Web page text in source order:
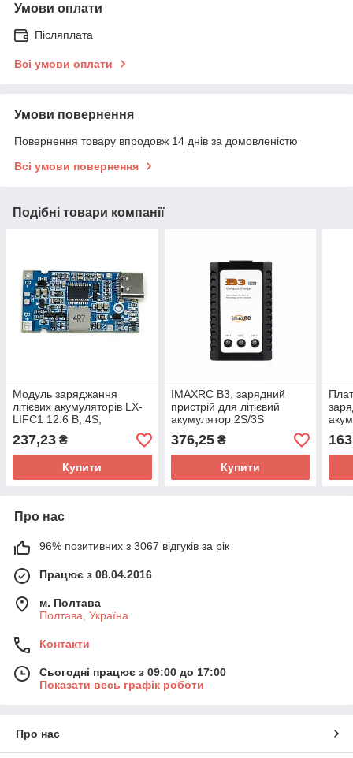
Умови оплати
Післяплата
Всі умови оплати
Умови повернення
Повернення товару впродовж 14 днів за домовленістю
Всі умови повернення
Подібні товари компанії
Модуль заряджання
літієвих акумуляторів LX-
LIFC1 12.6 В, 4S,
підвищувально-
понижувальний, швидка
зарядка, 18 Вт
237,23 ₴
Купити
IMAXRC B3, зарядний
пристрій для літієвий
акумулятор 2S/3S
7.4В/11.1В
376,25₴
Купити
Про нас
96% позитивних з 3067 відгуків за рік
Працює з 08.04.2016
м. Полтава
Полтава, Україна
Контакти
Сьогодні працює з 09:00 до 17:00
Показати весь графік роботи
Про нас